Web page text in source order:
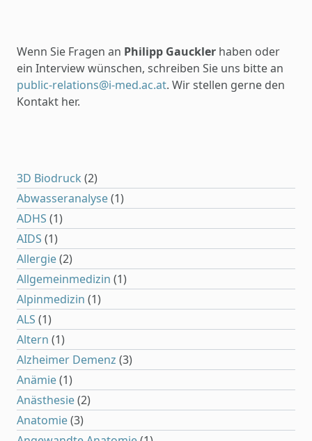
Wenn Sie Fragen an Philipp Gauckler haben oder
ein Interview wünschen, schreiben Sie uns bitte an
public-relations@i-med.ac.at. Wir stellen gerne den
Kontakt her.
3D Biodruck (2)
Abwasseranalyse(1)
ADHS (1)
AIDS (1)
Allergie(2)
Allgemeinmedizin (1)
Alpinmedizin (1)
ALS (1)
Altern (1)
Alzheimer Demenz (3)
Anämie(1)
Anästhesie(2)
Anatomie(3)